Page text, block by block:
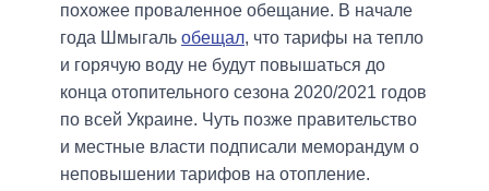
похожее проваленное обещание. В начале
года Шмыгаль обещал, что тарифы на тепло
и горячую воду не будут повышаться до
конца отопительного сезона 2020/2021 годов
по всей Украине. Чуть позже правительство
и местные власти подписали меморандум о
неповышении тарифов на отопление.